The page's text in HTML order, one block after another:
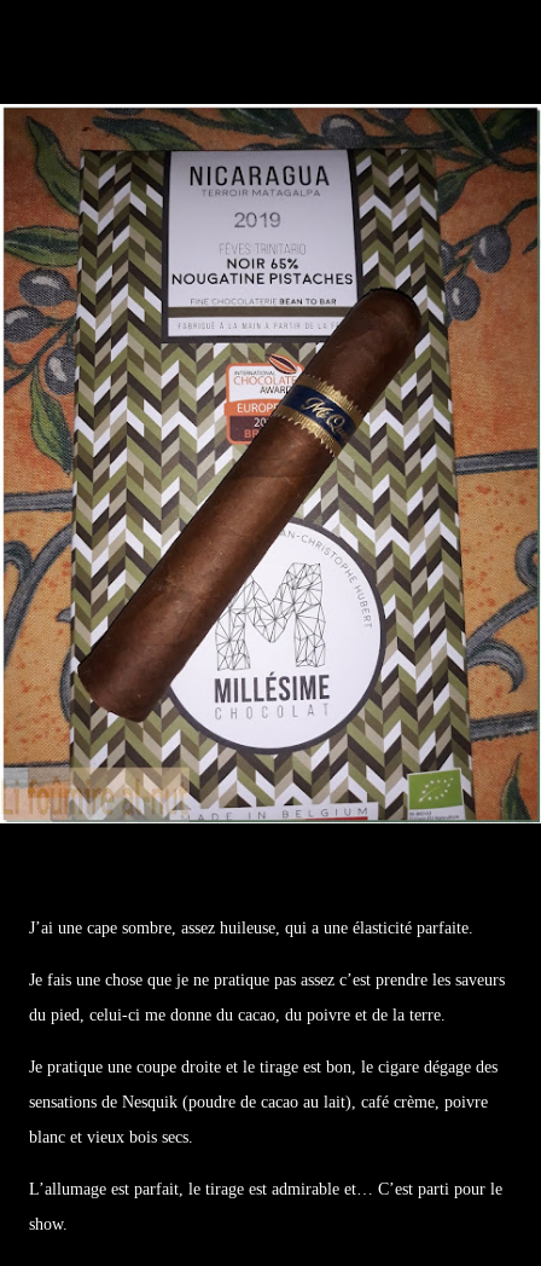
J’ai une cape sombre, assez huileuse, qui a une élasticité parfaite.
Je fais une chose que je ne pratique pas assez c’est prendre les saveurs
du pied, celui-ci me donne du cacao, du poivre et de la terre.
Je pratique une coupe droite et le tirage est bon, le cigare dégage des
sensations de Nesquik (poudre de cacao au lait), café crème, poivre
blanc et vieux bois secs.
L’allumage est parfait, le tirage est admirable et… C’est parti pour le
show.